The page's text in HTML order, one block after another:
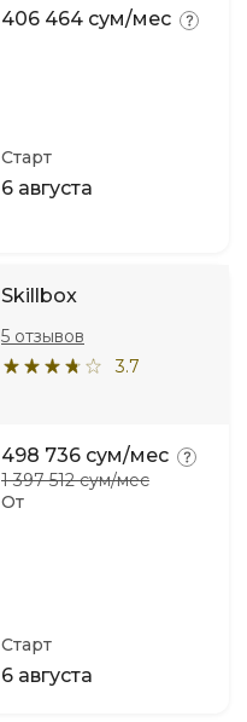
406 464 сум/мес
Старт
6 августа
Skillbox
3.7
5 отзывов
От
498 736 сум/мес
1 397 512 сум/мес
Старт
6 августа